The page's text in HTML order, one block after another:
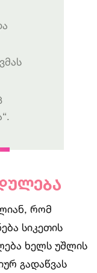
რომ
სიკეთის
ხელს უშლის
გადაწვას